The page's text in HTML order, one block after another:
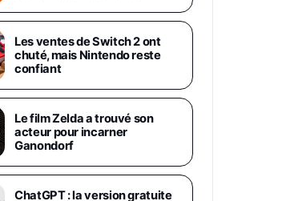
Galaxy S26 Ultra 512 Go Bleu
1019€ 1399€ Fnac (Vendeur Tiers)
Galaxy S26 Ultra 256 Go Violet
892€1199€
Philips SHK2000BL - Casque
Enfant - Bleu & Répartiteur Audio
5 Casques, Blanc
24,94€29,96€Fnac (Vendeur Tiers)
Les ventes de Switch 2 ont
chuté, mais Nintendo reste
confiant
Le film Zelda a trouvé son
acteur pour incarner
Ganondorf
ChatGPT : la version gratuite